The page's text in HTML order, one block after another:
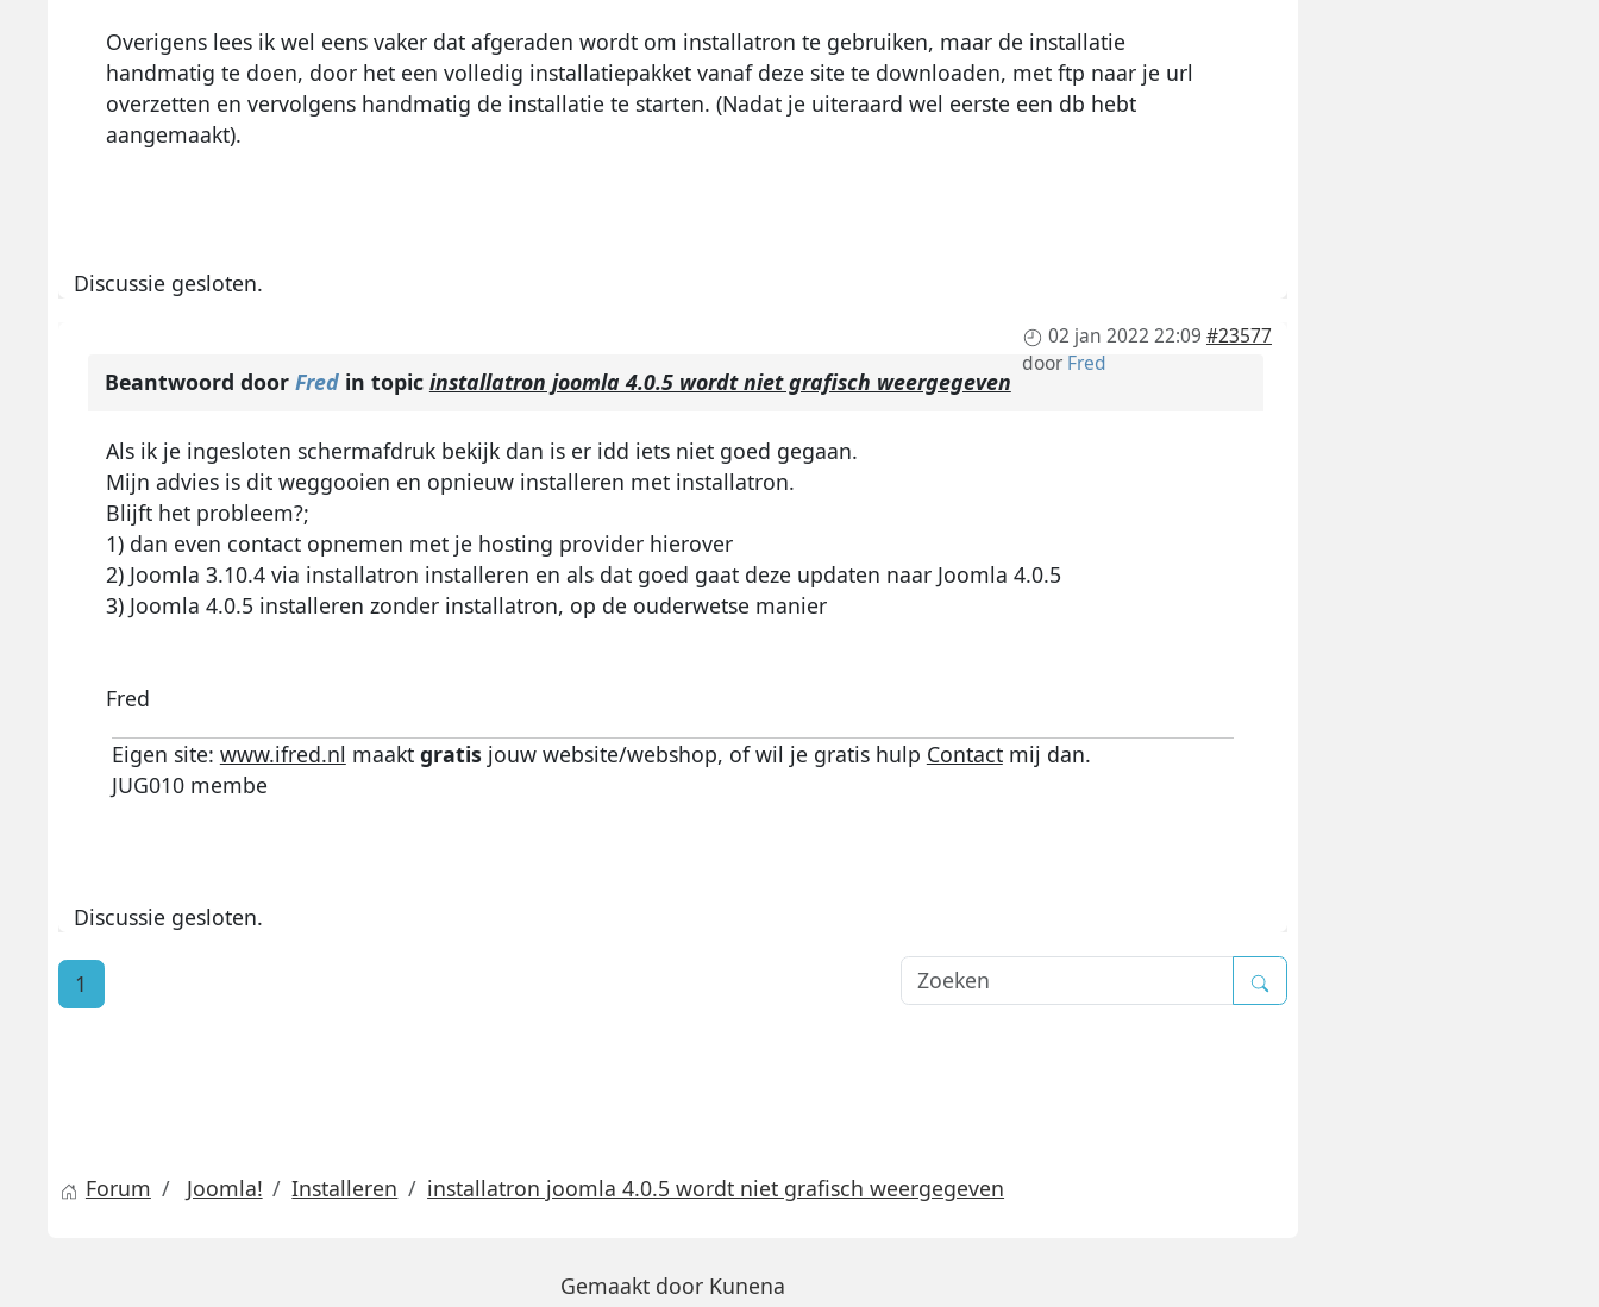
Overigens lees ik wel eens vaker dat afgeraden wordt om installatron te gebruiken, maar de installatie
handmatig te doen, door het een volledig installatiepakket vanaf deze site te downloaden, met ftp naar je url
overzetten en vervolgens handmatig de installatie te starten. (Nadat je uiteraard wel eerste een db hebt
aangemaakt).
Discussie gesloten.
02 jan 2022 22:09 #23577
doorFred
Beantwoord door Fredin topic installatron joomla 4.0.5 wordt niet grafisch weergegeven
Als ik je ingesloten schermafdruk bekijk dan is er idd iets niet goed gegaan.
Mijn advies is dit weggooien en opnieuw installeren met installatron.
Blijft het probleem?;
1) dan even contact opnemen met je hosting provider hierover
2) Joomla 3.10.4 via installatron installeren en als dat goed gaat deze updaten naar Joomla 4.0.5
3) Joomla 4.0.5 installeren zonder installatron, op de ouderwetse manier
Fred
Eigen site: www.ifred.nl maakt gratis jouw website/webshop, of wil je gratis hulp Contactmij dan.
JUG010 membe
Discussie gesloten.
1
Forum Joomla! Installeren installatron joomla 4.0.5 wordt niet grafisch weergegeven
Gemaakt door Kunena